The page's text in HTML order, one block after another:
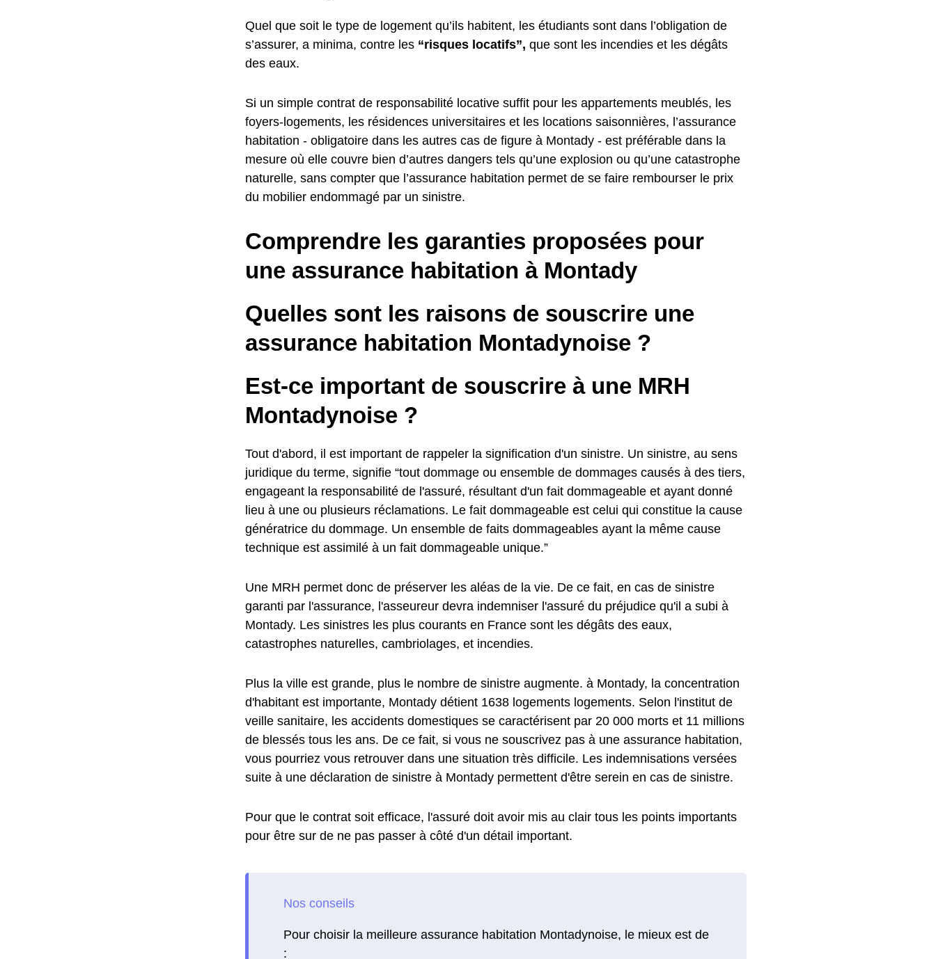
Quel que soit le type de logement qu’ils habitent, les étudiants sont dans l’obligation de
s’assurer, a minima, contre les “risques locatifs”, que sont les incendies et les dégâts
des eaux.
Si un simple contrat de responsabilité locative suffit pour les appartements meublés, les
foyers-logements, les résidences universitaires et les locations saisonnières, l’assurance
habitation - obligatoire dans les autres cas de figure à Montady - est préférable dans la
mesure où elle couvre bien d’autres dangers tels qu’une explosion ou qu’une catastrophe
naturelle, sans compter que l’assurance habitation permet de se faire rembourser le prix
du mobilier endommagé par un sinistre.
Comprendre les garanties proposées pour
une assurance habitation à Montady
Quelles sont les raisons de souscrire une
assurance habitation Montadynoise ?
Est-ce important de souscrire à une MRH
Montadynoise ?
Tout d'abord, il est important de rappeler la signification d'un sinistre. Un sinistre, au sens
juridique du terme, signifie “tout dommage ou ensemble de dommages causés à des tiers,
engageant la responsabilité de l'assuré, résultant d'un fait dommageable et ayant donné
lieu à une ou plusieurs réclamations. Le fait dommageable est celui qui constitue la cause
génératrice du dommage. Un ensemble de faits dommageables ayant la même cause
technique est assimilé à un fait dommageable unique.”
Une MRH permet donc de préserver les aléas de la vie. De ce fait, en cas de sinistre
garanti par l'assurance, l'asseureur devra indemniser l'assuré du préjudice qu'il a subi à
Montady. Les sinistres les plus courants en France sont les dégâts des eaux,
catastrophes naturelles, cambriolages, et incendies.
Plus la ville est grande, plus le nombre de sinistre augmente. à Montady, la concentration
d'habitant est importante, Montady détient 1638 logements logements. Selon l'institut de
veille sanitaire, les accidents domestiques se caractérisent par 20 000 morts et 11 millions
de blessés tous les ans. De ce fait, si vous ne souscrivez pas à une assurance habitation,
vous pourriez vous retrouver dans une situation très difficile. Les indemnisations versées
suite à une déclaration de sinistre à Montady permettent d'être serein en cas de sinistre.
Pour que le contrat soit efficace, l'assuré doit avoir mis au clair tous les points importants
pour être sur de ne pas passer à côté d'un détail important.
Pour choisir la meilleure assurance habitation Montadynoise, le mieux est de
: